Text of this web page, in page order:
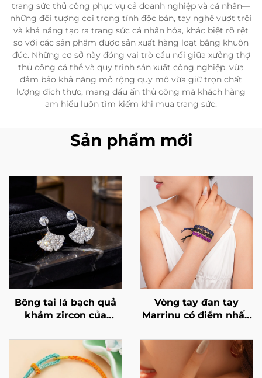
trang sức thủ công phục vụ cả doanh nghiệp và cá nhân—
những đối tượng coi trọng tính độc bản, tay nghề vượt trội
và khả năng tạo ra trang sức cá nhân hóa, khác biệt rõ rệt
so với các sản phẩm được sản xuất hàng loạt bằng khuôn
đúc. Những cơ sở này đóng vai trò cầu nối giữa xưởng thợ
thủ công cá thể và quy trình sản xuất công nghiệp, vừa
đảm bảo khả năng mở rộng quy mô vừa giữ trọn chất
lượng đích thực, mang dấu ấn thủ công mà khách hàng
am hiểu luôn tìm kiếm khi mua trang sức.
Sản phẩm mới
Bông tai lá bạch quả
khảm zircon của
sterling 925 cao cấp
Vòng tay đan tay
Marrinu có điểm nhấn